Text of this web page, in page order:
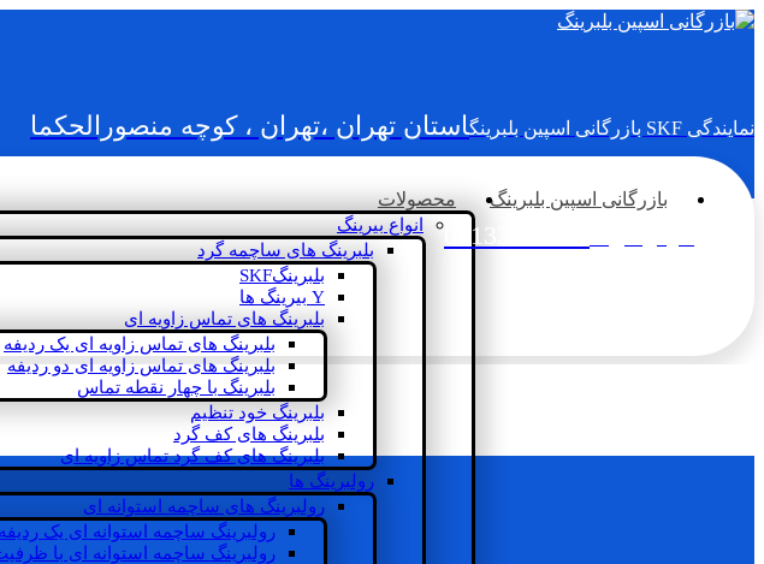
نمایندگی SKF بازرگانی اسپین بلبرینگ استان تهران ،تهران ، کوچه منصورالحکما
02133936833
بازرگانی اسپین بلبرینگ محصولات
انواع بیرینگ
بلبرینگ های ساچمه گرد
بلبرینگSKF
Y بیرینگ ها
بلبرینگ های تماس زاویه ای
بلبرینگ های تماس زاویه ای یک ردیفه
بلبرینگ های تماس زاویه ای دو ردیفه
بلبرینگ با چهار نقطه تماس
بلبرینگ خود تنظیم
بلبرینگ های کف گرد
بلبرینگ های کف گرد تماس زاویه ای
رولبرینگ ها
رولبرینگ های ساچمه استوانه ای
رولبرینگ ساچمه استوانه ای یک ردیفه
رولبرینگ ساچمه استوانه ای با ظرفیت